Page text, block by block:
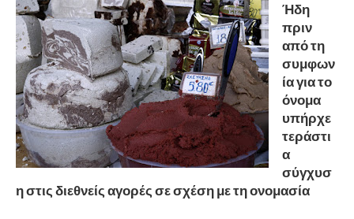
Ήδη
πριν
από τη
συμφων
ία για το
όνομα
υπήρχε
τεράστι
α
σύγχυσ
η στις διεθνείς αγορές σε σχέση με τη ονομασία